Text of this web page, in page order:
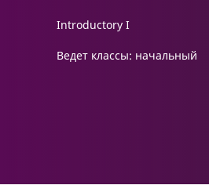
Introductory I
Ведет классы: начальный